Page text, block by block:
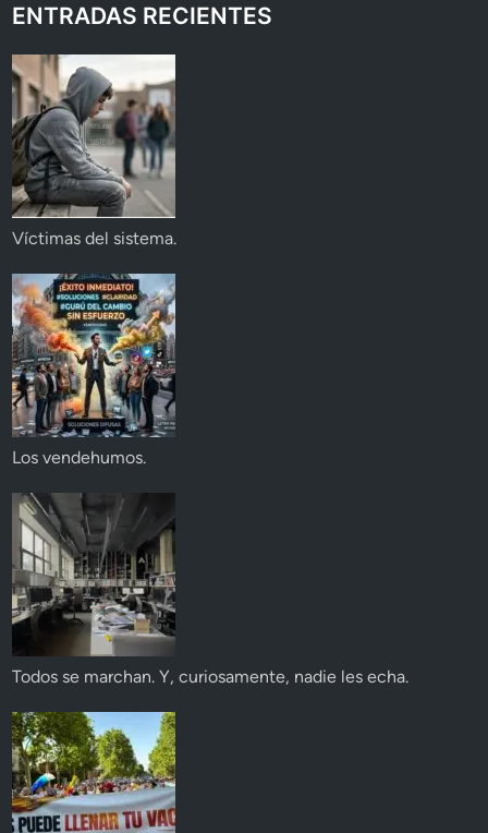
ENTRADAS RECIENTES
Víctimas del sistema.
Los vendehumos.
Todos se marchan. Y, curiosamente, nadie les echa.